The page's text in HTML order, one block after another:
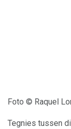
Foto © Raquel
Tegnies tussen